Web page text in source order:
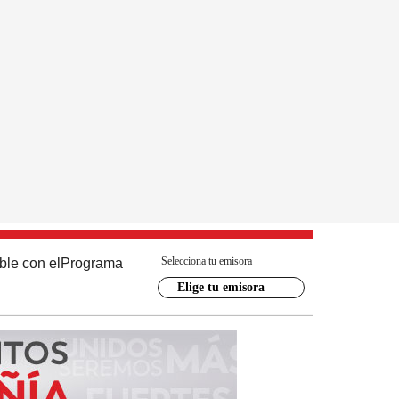
con el Programa Selecciona tu emisora
Elige tu emisora